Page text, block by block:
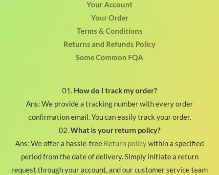
Your Account
Your Order
Terms & Conditions
Returns and Refunds Policy
Some Common FQA
01. How do I track my order?
Ans: We provide a tracking number with every order
confirmation email. You can easily track your order.
02.What is your return policy?
Ans: We offer a hassle-free Return policywithin a specified
period from the date of delivery. Simply initiate a return
request through your account, and our customer service team